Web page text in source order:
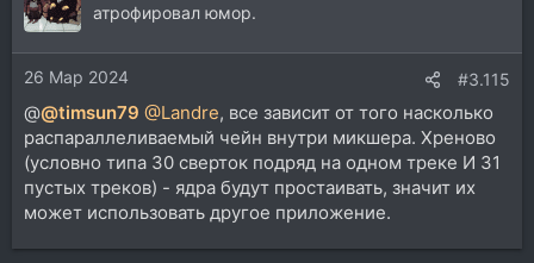
атрофировал юмор.
26 Мар 2024 #3.115
@@timsun79 @Landre, все зависит от того насколько
распараллеливаемый чейн внутри микшера. Хреново
(условно типа 30 сверток подряд на одном треке И 31
пустых треков) - ядра будут простаивать, значит их
может использовать другое приложение.